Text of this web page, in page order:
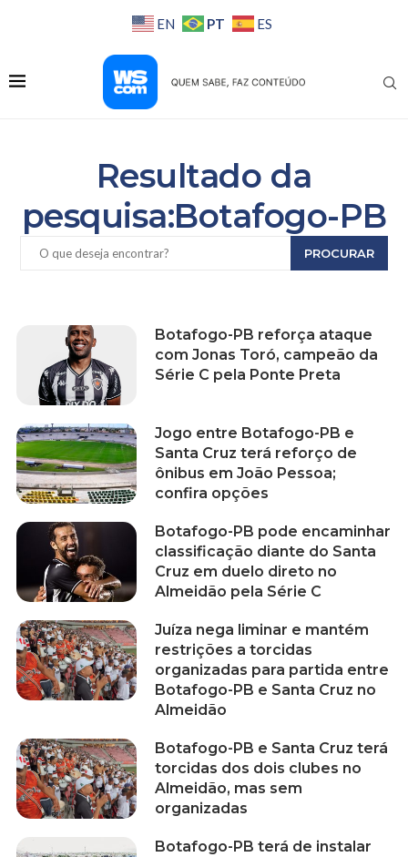
EN PT ES
Resultado da
pesquisa:Botafogo-PB
PROCURAR
Botafogo-PB reforça ataque
com Jonas Toró, campeão da
Série C pela Ponte Preta
Jogo entre Botafogo-PB e
Santa Cruz terá reforço de
ônibus em João Pessoa;
confira opções
Botafogo-PB pode encaminhar
classificação diante do Santa
Cruz em duelo direto no
Almeidão pela Série C
Juíza nega liminar e mantém
restrições a torcidas
organizadas para partida entre
Botafogo-PB e Santa Cruz no
Almeidão
Botafogo-PB e Santa Cruz terá
torcidas dos dois clubes no
Almeidão, mas sem
organizadas
Botafogo-PB terá de instalar